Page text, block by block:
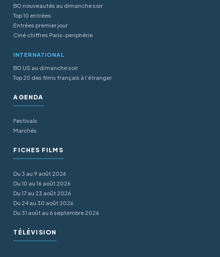
BO nouveautés au dimanche soir
Top 10 entrées
Entrées premier jour
Ciné chiffres Paris-periphérie
INTERNATIONAL
BO US au dimanche soir
Top 20 des films français à l’étranger
AGENDA
Festivals
Marchés
FICHES FILMS
Du 3 au 9 août 2026
Du 10 au 16 août 2026
Du 17 au 23 août 2026
Du 24 au 30 août 2026
Du 31 août au 6 septembre 2026
TÉLÉVISION